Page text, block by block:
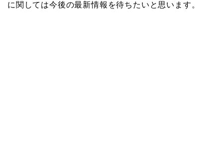
に関しては今後の最新情報を待ちたいと思います。